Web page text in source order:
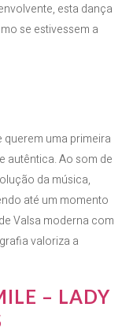
esta dança
se estivessem a
uma primeira
autêntica. Ao som de
da música,
até um momento
Valsa moderna com
valoriza a
– LADY